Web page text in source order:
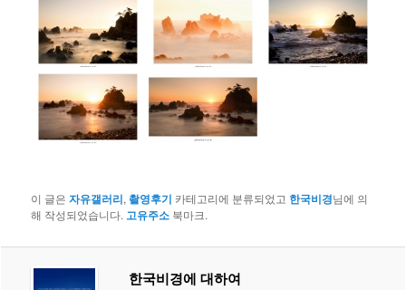
이 글은자유갤러리,촬영후기 카테고리에 분류되었고 한국비경님에 의
해 작성되었습니다. 고유주소 북마크.
한국비경에 대하여